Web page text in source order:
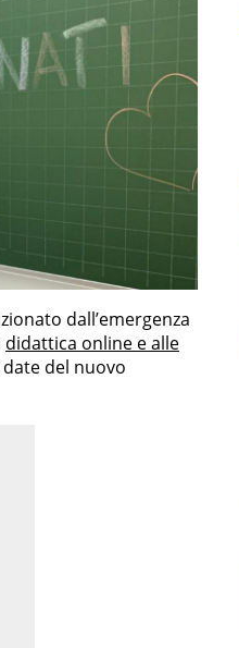
dall’emergenza
didattica online e alle
del nuovo